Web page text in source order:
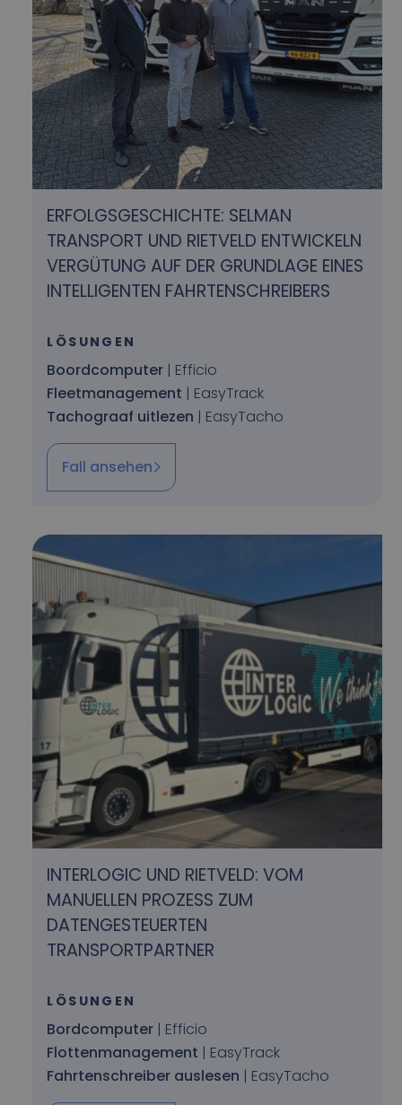
ERFOLGSGESCHICHTE: SELMAN
TRANSPORT UND RIETVELD ENTWICKELN
VERGÜTUNG AUF DER GRUNDLAGE EINES
INTELLIGENTEN FAHRTENSCHREIBERS
LÖSUNGEN
Boordcomputer | Efficio
Fleetmanagement | EasyTrack
Tachograaf uitlezen | EasyTacho
Fall ansehen
INTERLOGIC UND RIETVELD: VOM
MANUELLEN PROZESS ZUM
DATENGESTEUERTEN
TRANSPORTPARTNER
LÖSUNGEN
Bordcomputer | Efficio
Flottenmanagement | EasyTrack
Fahrtenschreiber auslesen | EasyTacho